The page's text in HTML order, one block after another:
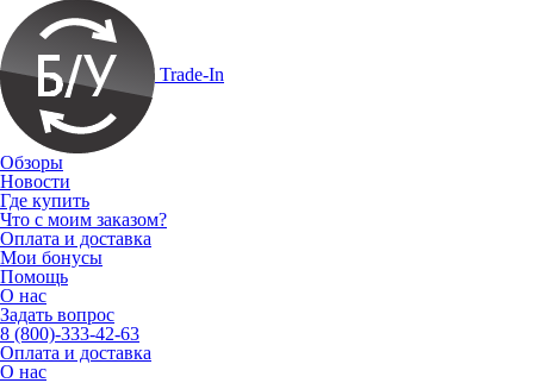
Trade-In
Обзоры
Новости
Где купить
Что с моим заказом?
Оплата и доставка
Мои бонусы
Помощь
О нас
Задать вопрос
8 (800)-333-42-63
Оплата и доставка
О нас